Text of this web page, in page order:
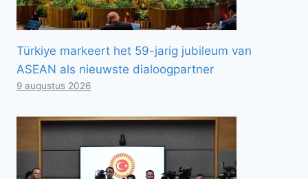
Türkiye markeert het 59-jarig jubileum van
ASEAN als nieuwste dialoogpartner
9 augustus 2026